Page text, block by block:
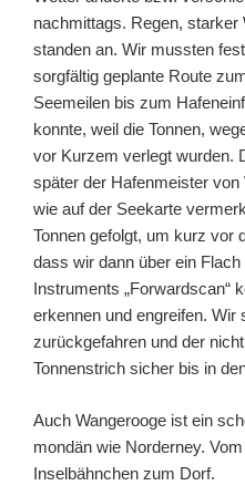
nachmittags. Regen, starker
standen an. Wir mussten
sorgfältig geplante Route
Seemeilen bis zum
konnte, weil die Tonnen,
vor Kurzem verlegt wurden.
später der Hafenmeister
wie auf der Seekarte
Tonnen gefolgt, um kurz vor
dass wir dann über ein
Instruments „Forwardscan“
erkennen und engreifen. Wir
zurückgefahren und der
Tonnenstrich sicher bis in
Auch Wangerooge ist ein
mondän wie Norderney.
Inselbähnchen zum Dorf.